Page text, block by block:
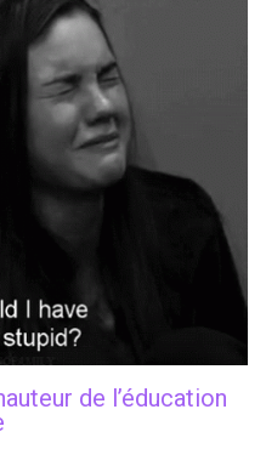
de l’éducation